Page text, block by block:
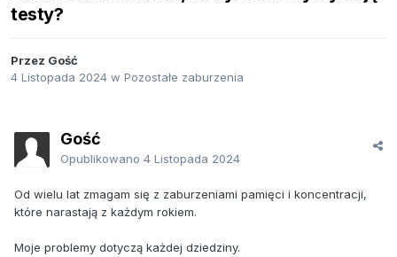
testy?
Przez Gość
4 Listopada 2024 w Pozostałe zaburzenia
Gość
Opublikowano 4 Listopada 2024
Od wielu lat zmagam się z zaburzeniami pamięci i koncentracji,
które narastają z każdym rokiem.
Moje problemy dotyczą każdej dziedziny.